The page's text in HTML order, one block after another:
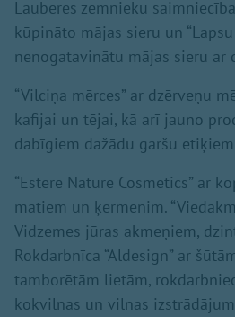
Lauberes zemnieku
kūpināto mājas sieru un
nenogatavinātu mājas sieru ar
“Vilciņa mērces” ar dzērveņu
kafijai un tējai, kā arī jauno
dabīgiem dažādu garšu
“Estere Nature Cosmetics” ar
matiem un ķermenim.
Vidzemes jūras akmeņiem,
Rokdarbnīca “Aldesign” ar
tamborētām lietām,
kokvilnas un vilnas